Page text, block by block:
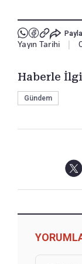
Yayın Tarihi |
Haberle
Gündem